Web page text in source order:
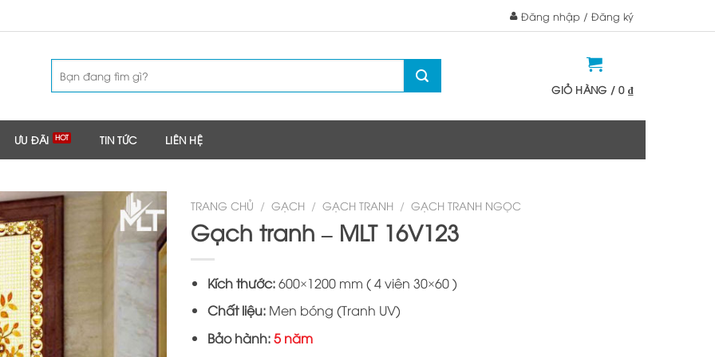
Đăng nhập / Đăng ký
kiếm:
GIỎ HÀNG /0 ₫
ƯU ĐÃI TIN TỨC LIÊN HỆ
TRANG CHỦ / GẠCH / GẠCH TRANH / GẠCH TRANH NGỌC
Gạch tranh – MLT 16V123
Kích thước:600×1200 mm ( 4 viên 30×60 )
Chất liệu:Men bóng (Tranh UV)
Bảo hành:5 năm